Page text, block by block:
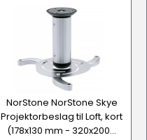
NorStone NorStone Skye
Projektorbeslag til Loft, kort
(178x130 mm - 320x200...